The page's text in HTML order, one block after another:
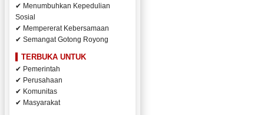
✔ Menumbuhkan Kepedulian
Sosial
✔ Mempererat Kebersamaan
✔ Semangat Gotong Royong
TERBUKA UNTUK
✔ Pemerintah
✔ Perusahaan
✔ Komunitas
✔ Masyarakat